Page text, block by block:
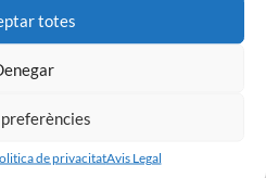
totes
de privacitatAvis Legal
𝒑𝒆𝒓 𝒍𝒂 𝒔𝒆𝒈𝒖̈𝒆𝒏𝒕